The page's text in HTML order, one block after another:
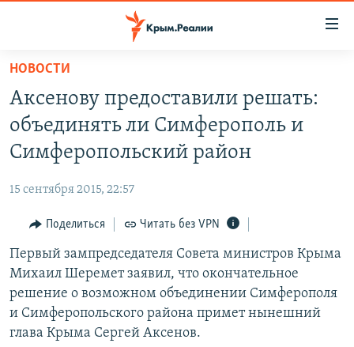
Вернуться
основному
содержанию
Вернутся
главной
навигации
Вернутся
поиску
СПЕЦПРОЕКТЫ
ГРУЗ 200
11 ЛЕТ ОККУПАЦИИ КРЫМА. 11 ИСТОРИЙ СОПРОТИВЛЕНИЯ
ВОДА
ЕЩЕ
ИНТЕРАКТИВ
ИНФОГРАФИКА
ТЕЛЕПРОЕКТ КРЫМ.РЕАЛИИ
СОВЕТЫ ПРАВОЗАЩИТНИКОВ
ПРОПАВШИЕ БЕЗ ВЕСТИ
РАДІО СВОБОДА
КАК ОБОЙТИ БЛОКИРОВКУ
Українською
Qırımtatar
НОВОСТИ
Аксенову предоставили решать:
объединять ли Симферополь и
Симферопольский район
15 сентября 2015, 22:57
Поделиться Читать без VPN
Первый зампредседателя Совета министров Крыма
Михаил Шеремет заявил, что окончательное
решение о возможном объединении Симферополя
и Симферопольского района примет нынешний
глава Крыма Сергей Аксенов.